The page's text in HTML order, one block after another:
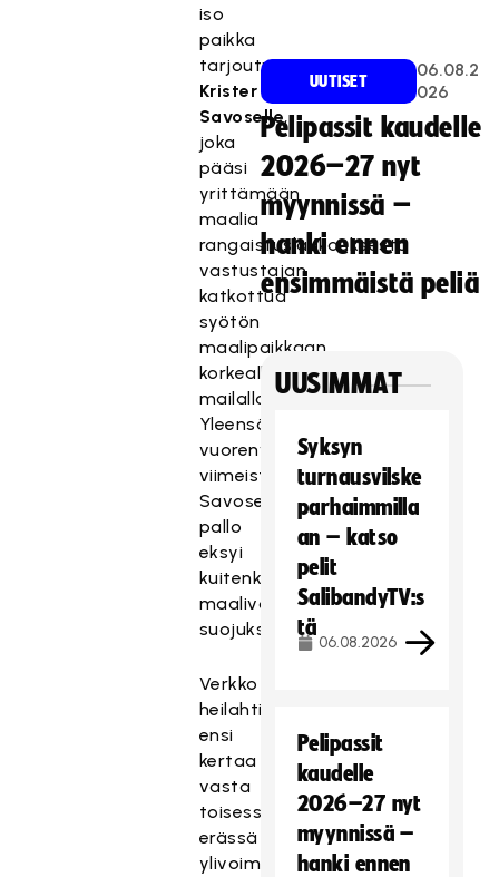
iso
paikka
tarjoutui
Krister
Savoselle,
joka
pääsi
yrittämään
maalia
rangaistuslaukauksesta
vastustajan
katkottua
syötön
maalipaikkaan
korkealla
mailalla.
Yleensä
vuorenvarmasti
viimeistelevän
Savosen
pallo
eksyi
kuitenkin
maalivahdin
suojuksiin.
Verkko
heilahti
ensi
kertaa
vasta
toisessa
erässä
ylivoimalla,
UUTISET
06.08.2
026
Pelipassit kaudelle
2026–27 nyt
myynnissä –
hanki ennen
ensimmäistä peliä
UUSIMMAT
Syksyn
turnausvilske
parhaimmilla
an – katso
pelit
SalibandyTV:s
tä
06.08.2026
Pelipassit
kaudelle
2026–27 nyt
myynnissä –
hanki ennen